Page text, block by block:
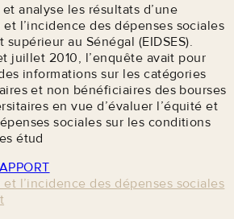
analyse les résultats d’une
l’incidence des dépenses sociales
supérieur au Sénégal (EIDSES).
juillet 2010, l’enquête avait pour
informations sur les catégories
et non bénéficiaires des bourses
en vue d’évaluer l’équité et
sociales sur les conditions
étud
l’incidence des dépenses sociales